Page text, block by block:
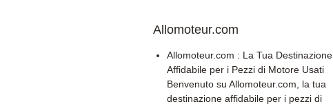
Allomoteur.com
Allomoteur.com : La Tua Destinazione
Affidabile per i Pezzi di Motore Usati
Benvenuto su Allomoteur.com, la tua
destinazione affidabile per i pezzi di